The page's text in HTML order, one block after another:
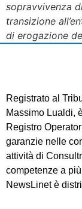
sopravvivenza
transizione
di erogazione
Registrato al
Massimo Lualdi,
Registro
garanzie nelle
attività di
competenze a
NewsLinet è